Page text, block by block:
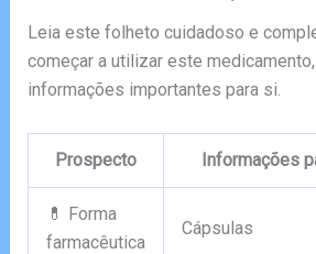
Leia este folheto cuidadoso e
começar a utilizar este
informações importantes para si.
Prospecto Informações
💊 Forma
farmacêutica
Cápsulas